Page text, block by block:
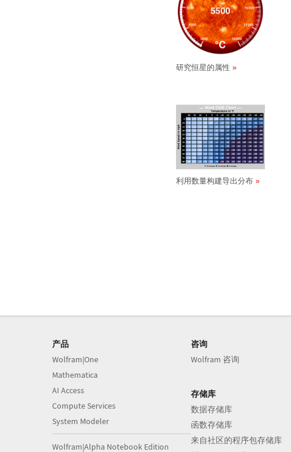
研究恒星的属性
利用数量构建导出分布
产品
Wolfram|One
Mathematica
AI Access
Compute Services
System Modeler
Wolfram|Alpha Notebook Edition
咨询
Wolfram 咨询
存储库
数据存储库
函数存储库
来自社区的程序包存储库